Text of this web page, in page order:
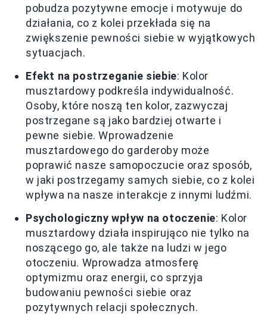
pobudza pozytywne emocje i motywuje do
działania, co z kolei przekłada się na
zwiększenie pewności siebie w wyjątkowych
sytuacjach.
Efekt na postrzeganie siebie: Kolor
musztardowy podkreśla indywidualność.
Osoby, które noszą ten kolor, zazwyczaj
postrzegane są jako bardziej otwarte i
pewne siebie. Wprowadzenie
musztardowego do garderoby może
poprawić nasze samopoczucie oraz sposób,
w jaki postrzegamy samych siebie, co z kolei
wpływa na nasze interakcje z innymi ludźmi.
Psychologiczny wpływ na otoczenie: Kolor
musztardowy działa inspirująco nie tylko na
noszącego go, ale także na ludzi w jego
otoczeniu. Wprowadza atmosferę
optymizmu oraz energii, co sprzyja
budowaniu pewności siebie oraz
pozytywnych relacji społecznych.